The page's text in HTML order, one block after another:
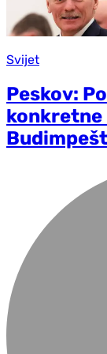
Svijet
Peskov:
konkretne